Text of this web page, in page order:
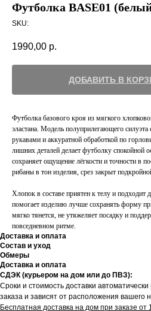
Футболка BASE01
SKU:
1990,00 р.
ДОБАВИТЬ В
Футболка базового кроя из мягкого
эластана. Модель полуприлегающего
рукавами и аккуратной обработкой по
лишних деталей делает футболку спокойной
сохраняет ощущение лёгкости и точности в
рибаны в тон изделия, срез закрыт
Хлопок в составе приятен к телу и подходит
помогает изделию лучше сохранять форму
мягко тянется, не утяжеляет посадку и
повседневном ритме.
Доставка и оплата
Состав и уход
Обмеры
Доставка и оплата
СДЭК (курьером на дом или до ПВЗ):
Сроки и стоимость доставки
заказа и зависят от расположения вашего
Бесплатная доставка на дом при заказе от